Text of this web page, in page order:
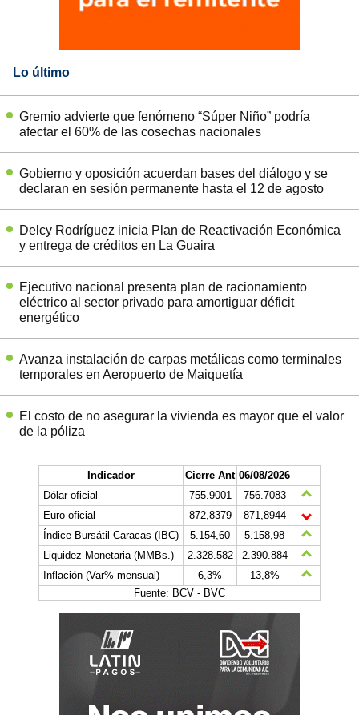
Lo último
Gremio advierte que fenómeno “Súper Niño” podría
afectar el 60% de las cosechas nacionales
Gobierno y oposición acuerdan bases del diálogo y se
declaran en sesión permanente hasta el 12 de agosto
Delcy Rodríguez inicia Plan de Reactivación Económica
y entrega de créditos en La Guaira
Ejecutivo nacional presenta plan de racionamiento
eléctrico al sector privado para amortiguar déficit
energético
Avanza instalación de carpas metálicas como terminales
temporales en Aeropuerto de Maiquetía
El costo de no asegurar la vivienda es mayor que el valor
de la póliza
Indicador Cierre Ant 06/08/2026
Dólar oficial
755.9001
756.7083
Euro oficial
872,8379
871,8944
Índice Bursátil Caracas (IBC)
5.154,60
5.158,98
Liquidez Monetaria (MMBs.)
2.328.582
2.390.884
Inflación (Var% mensual)
6,3%
13,8%
Fuente: BCV - BVC